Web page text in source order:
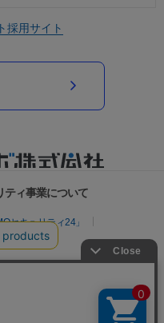
採用サイト
ティ事業について
セキュリティ24」